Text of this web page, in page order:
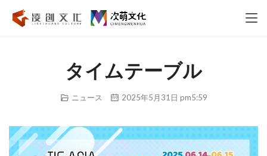
タイムテーブル
ニュース 2025年5月31日 pm5:59